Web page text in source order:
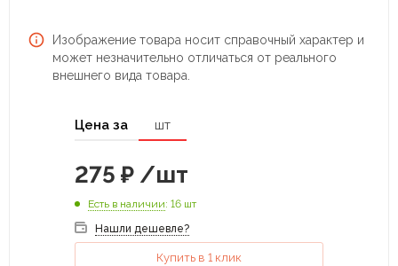
Изображение товара носит справочный характер и
может незначительно отличаться от реального
внешнего вида товара.
Цена за шт
275 ₽ /шт
Есть в наличии: 16 шт
Нашли дешевле?
Купить в 1 клик